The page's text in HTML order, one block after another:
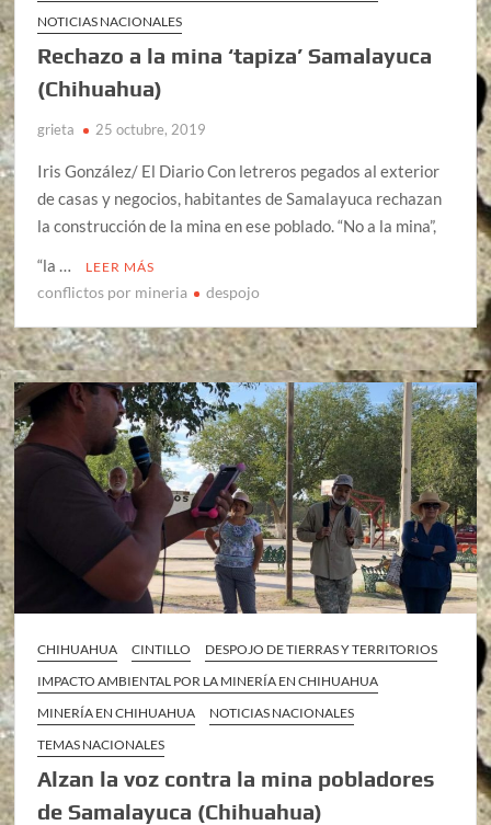
NOTICIAS NACIONALES
Rechazo a la mina ‘tapiza’ Samalayuca
(Chihuahua)
grieta 25 octubre, 2019
Iris González/ El Diario Con letreros pegados al exterior
de casas y negocios, habitantes de Samalayuca rechazan
la construcción de la mina en ese poblado. “No a la mina”,
“la …
LEER MÁS
conflictos por mineria despojo
CHIHUAHUA CINTILLO
DESPOJO DE TIERRAS Y TERRITORIOS
IMPACTO AMBIENTAL POR LA MINERÍA EN CHIHUAHUA
MINERÍA EN CHIHUAHUA
NOTICIAS NACIONALES
TEMAS NACIONALES
Alzan la voz contra la mina pobladores
de Samalayuca (Chihuahua)